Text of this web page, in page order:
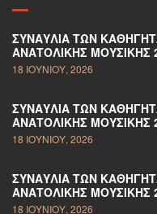
ΣΥΝΑΥΛΊΑ ΤΩΝ
ΑΝΑΤΟΛΙΚΉΣ ΜΟΥΣΙΚΉΣ
18 ΙΟΥΝΊΟΥ, 2026
ΣΥΝΑΥΛΊΑ ΤΩΝ
ΑΝΑΤΟΛΙΚΉΣ ΜΟΥΣΙΚΉΣ
18 ΙΟΥΝΊΟΥ, 2026
ΣΥΝΑΥΛΊΑ ΤΩΝ
ΑΝΑΤΟΛΙΚΉΣ ΜΟΥΣΙΚΉΣ
18 ΙΟΥΝΊΟΥ, 2026